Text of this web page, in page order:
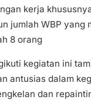
kerja
jumlah WBP yang
8 orang
kegiatan ini
antusias dalam
dan